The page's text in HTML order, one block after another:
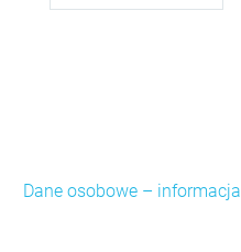
Dane osobowe – informacja